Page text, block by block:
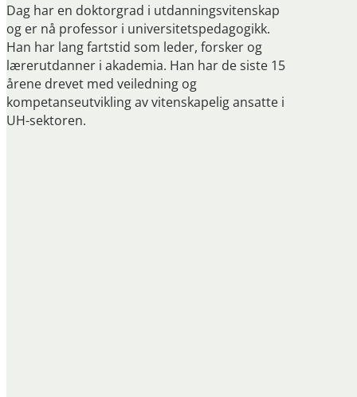
Dag har en doktorgrad i utdanningsvitenskap
og er nå professor i universitetspedagogikk.
Han har lang fartstid som leder, forsker og
lærerutdanner i akademia. Han har de siste 15
årene drevet med veiledning og
kompetanseutvikling av vitenskapelig ansatte i
UH-sektoren.